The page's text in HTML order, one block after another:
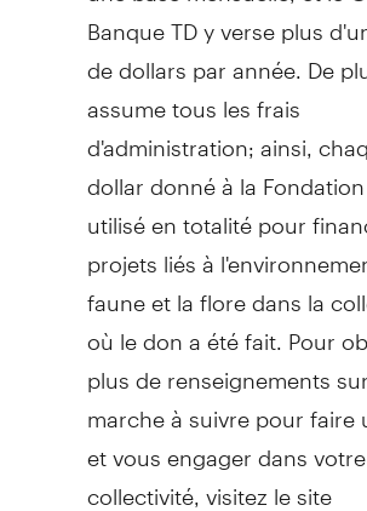
Banque TD y verse plus
de dollars par année. De
assume tous les frais
d'administration; ainsi,
dollar donné à la
utilisé en totalité pour
projets liés à
faune et la flore dans la
où le don a été fait. Pour
plus de renseignements
marche à suivre pour faire
et vous engager dans votre
collectivité, visitez le site